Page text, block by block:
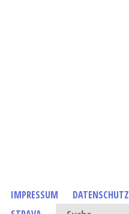
IMPRESSUM DATENSCHUTZ